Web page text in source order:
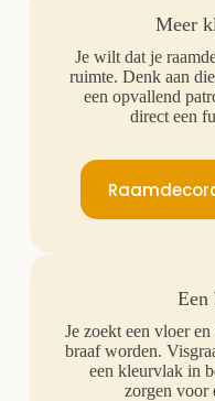
Meer
Je wilt dat je
ruimte. Denk aan
een opvallend
direct een
Een
Je zoekt een vloer
braaf worden.
een kleurvlak in
zorgen voor